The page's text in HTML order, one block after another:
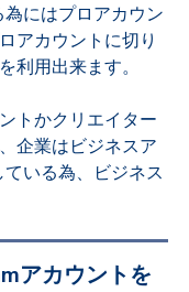
にはプロアカウン
アカウントに切り
利用出来ます。
トかクリエイター
企業はビジネスア
いる為、ビジネス
アカウントを